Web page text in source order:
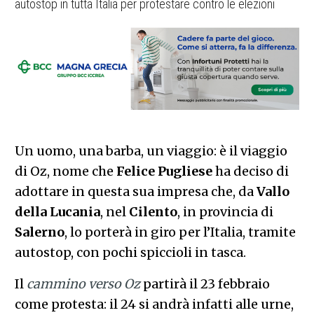
Un uomo, una barba, un viaggio: è il viaggio
di Oz, nome che Felice Puglieseha deciso di
adottare in questa sua impresa che, daVallo
della Lucania, nel Cilento, in provincia di
Salerno, lo porterà in giro per l’Italia, tramite
autostop, con pochi spiccioli in tasca.
Il cammino verso Ozpartirà il 23 febbraio
come protesta: il 24 si andrà infatti alle urne,